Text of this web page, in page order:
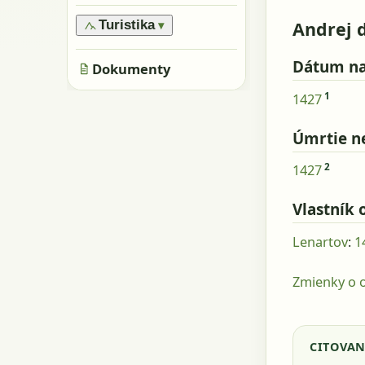
›Pamiatky
›Skaly, kamene
›Všeobecne
›Obyvatelia
Turistika ▾
›Značené trasy
›Neznačené trasy
Dokumenty
Andrej
Dátum
14271
Úmrtie
14272
Vlastník
Lenartov:
Zmienky o